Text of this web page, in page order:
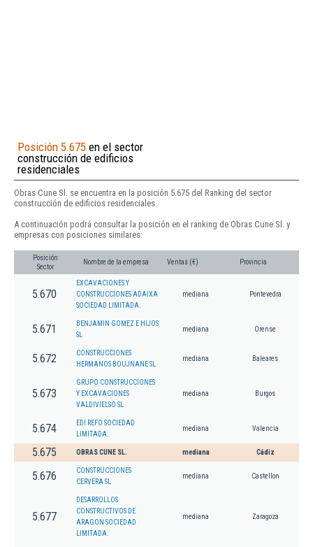
Posición 5.675 en el sector
construcción de edificios
residenciales
Obras Cune Sl. se encuentra en la posición 5.675 del Ranking del sector
construcción de edificios residenciales.
A continuación podrá consultar la posición en el ranking de Obras Cune Sl. y
empresas con posiciones similares:
Posición
Sector
Nombre de la empresa Ventas (€) Provincia
5.670
EXCAVACIONES Y
CONSTRUCCIONES ADAIXA
SOCIEDAD LIMITADA.
mediana Pontevedra
5.671
BENJAMIN GOMEZ E HIJOS
SL
mediana Orense
5.672
CONSTRUCCIONES
HERMANOS BOUJNANE SL.
mediana Baleares
5.673
GRUPO CONSTRUCCIONES
Y EXCAVACIONES
VALDIVIELSO SL.
mediana Burgos
5.674
EDI REFO SOCIEDAD
LIMITADA.
mediana Valencia
5.675 OBRAS CUNE SL. mediana Cádiz
5.676
CONSTRUCCIONES
CERVERA SL
mediana Castellon
5.677
DESARROLLOS
CONSTRUCTIVOS DE
ARAGON SOCIEDAD
LIMITADA.
mediana Zaragoza